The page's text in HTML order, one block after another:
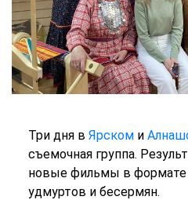
Три дня в Ярскоми
съемочная группа.
новые фильмы в формате
удмуртов и бесермян.